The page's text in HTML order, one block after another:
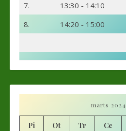
7.
13:30 - 14:10
8.
14:20 - 15:00
marts 2024
Pi Ot Tr Ce